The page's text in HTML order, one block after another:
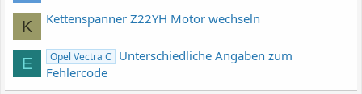
K Kettenspanner Z22YH Motor wechseln
E Opel Vectra C
Unterschiedliche Angaben zum
Fehlercode